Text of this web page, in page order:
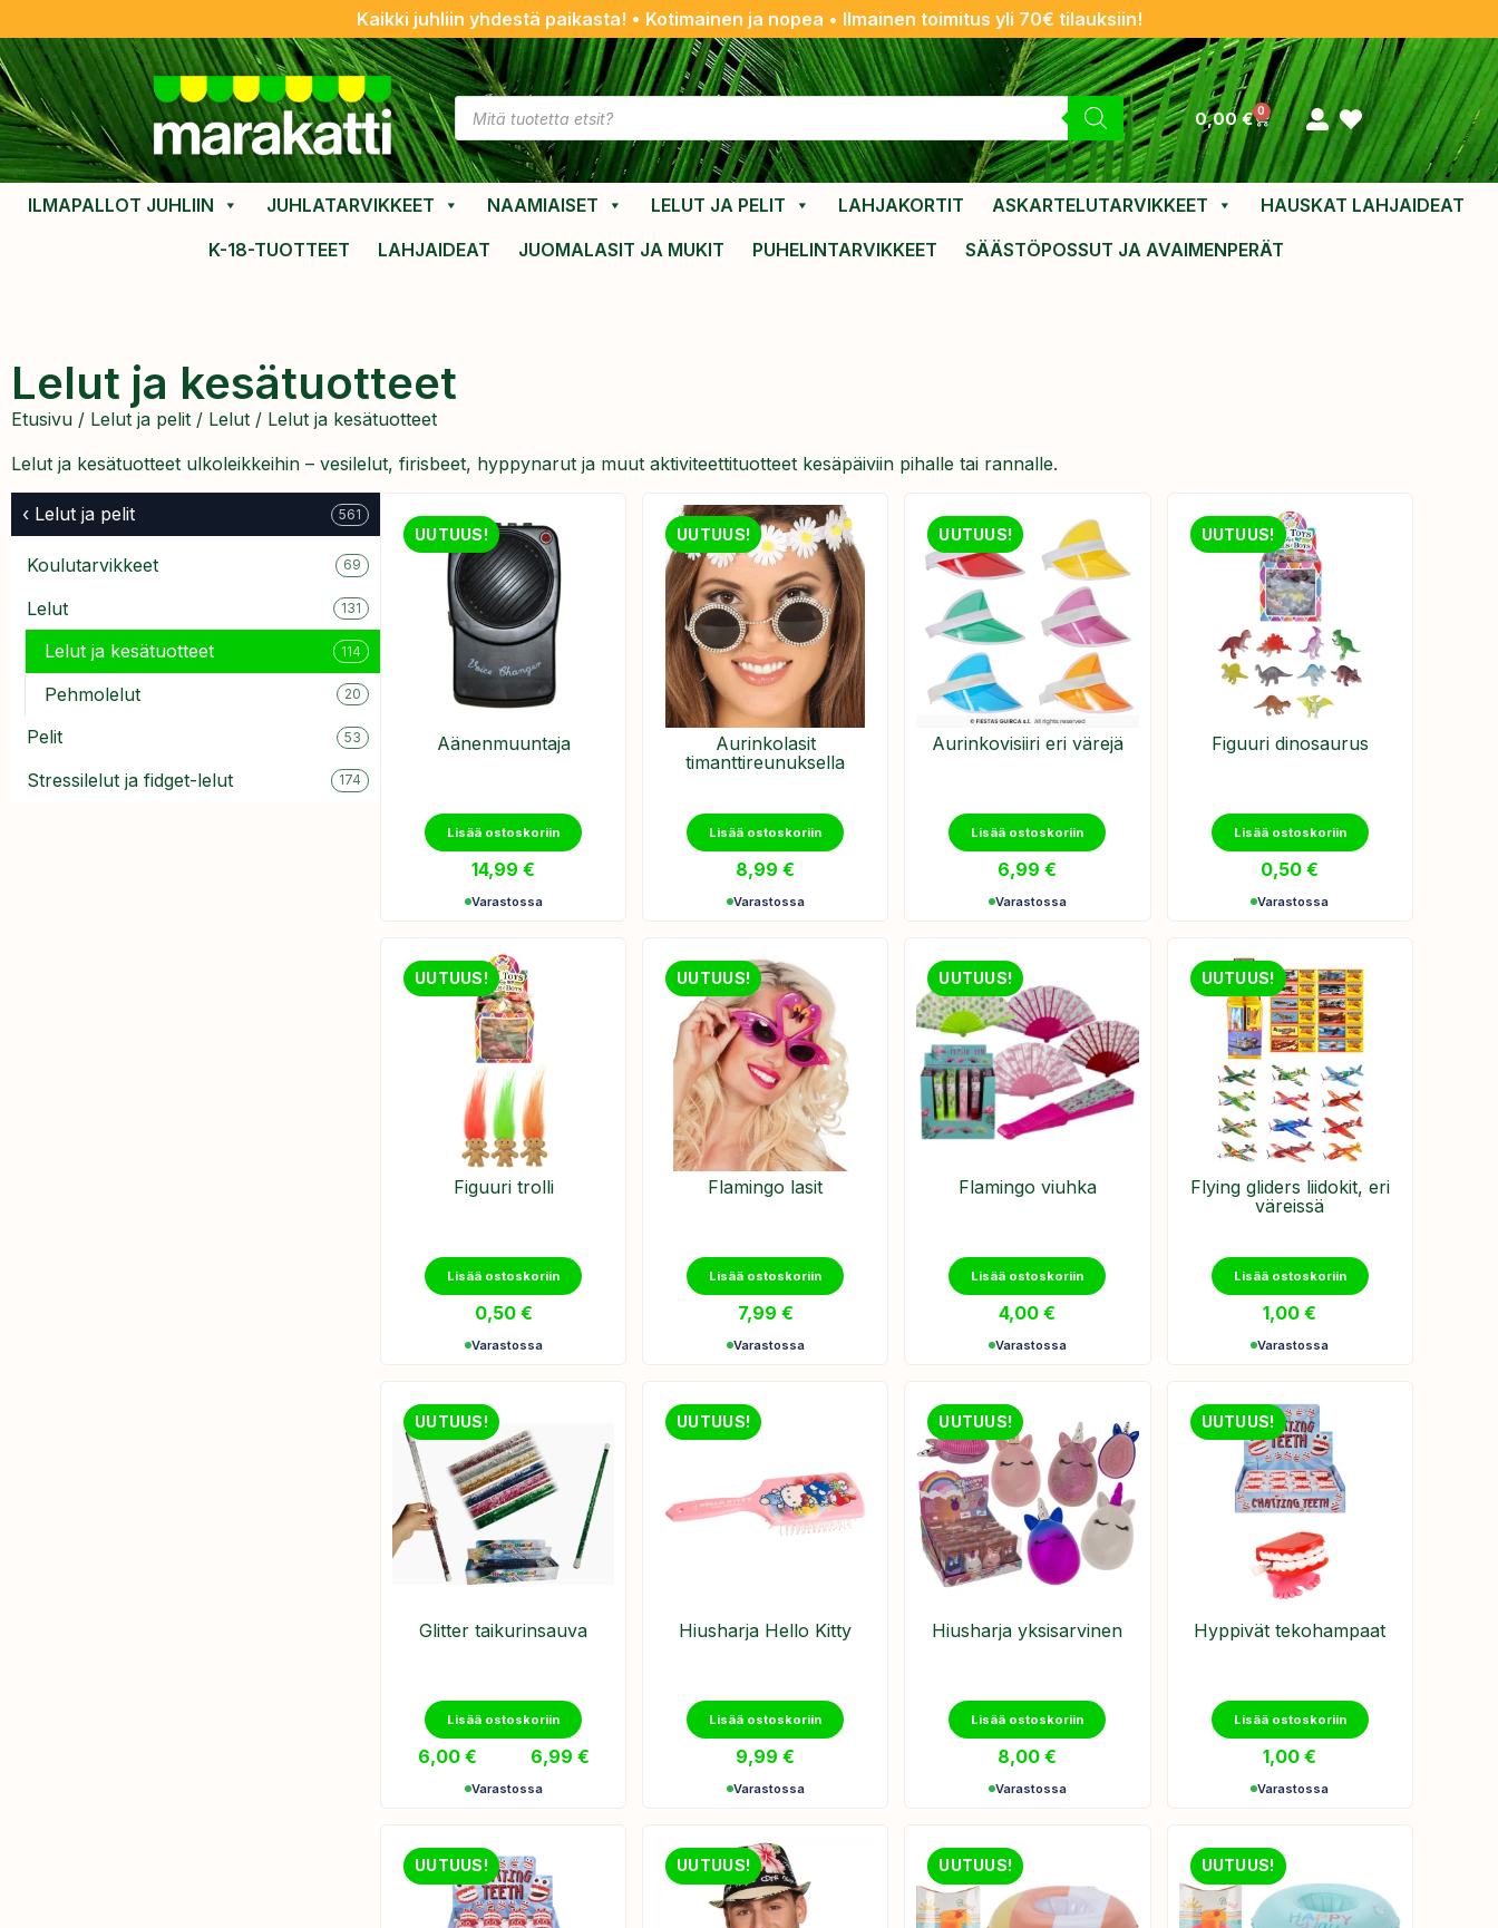
Kaikki juhliin yhdestä paikasta! • Kotimainen ja nopea • Ilmainen toimitus yli 70€ tilauksiin!
0,00€ 0
ILMAPALLOT JUHLIIN JUHLATARVIKKEET NAAMIAISET LELUT JA PELIT LAHJAKORTIT ASKARTELUTARVIKKEET
HAUSKAT LAHJAIDEAT
K-18-TUOTTEET
LAHJAIDEAT JUOMALASIT JA MUKIT PUHELINTARVIKKEET SÄÄSTÖPOSSUT JA AVAIMENPERÄT
Lelut ja kesätuotteet
Etusivu / Lelut ja pelit / Lelut / Lelut ja kesätuotteet
Lelut ja kesätuotteet ulkoleikkeihin – vesilelut, firisbeet, hyppynarut ja muut aktiviteettituotteet kesäpäiviin pihalle tai rannalle.
‹ Lelut ja pelit 561
Koulutarvikkeet 69
Lelut 131
Lelut ja kesätuotteet 114
Pehmolelut 20
Pelit 53
Stressilelut ja fidget-lelut 174
UUTUUS!
Äänenmuuntaja
Lisää ostoskoriin
14,99€
Varastossa
UUTUUS!
Aurinkolasit
timanttireunuksella
Lisää ostoskoriin
8,99€
Varastossa
UUTUUS!
Aurinkovisiiri eri värejä
Lisää ostoskoriin
6,99€
Varastossa
UUTUUS!
Figuuri dinosaurus
Lisää ostoskoriin
0,50€
Varastossa
UUTUUS!
Figuuri trolli
Lisää ostoskoriin
0,50 €
Varastossa
UUTUUS!
Flamingo lasit
Lisää ostoskoriin
7,99 €
Varastossa
UUTUUS!
Flamingo viuhka
Lisää ostoskoriin
4,00€
Varastossa
UUTUUS!
Flying gliders liidokit, eri
väreissä
Lisää ostoskoriin
1,00€
Varastossa
UUTUUS!
Glitter taikurinsauva
Lisää ostoskoriin
6,00 € 6,99 €
Varastossa
UUTUUS!
Hiusharja Hello Kitty
Lisää ostoskoriin
9,99€
Varastossa
UUTUUS!
Hiusharja yksisarvinen
Lisää ostoskoriin
8,00€
Varastossa
UUTUUS!
Hyppivät tekohampaat
Lisää ostoskoriin
1,00€
Varastossa
UUTUUS! UUTUUS! UUTUUS! UUTUUS!